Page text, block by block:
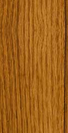
Открит музей